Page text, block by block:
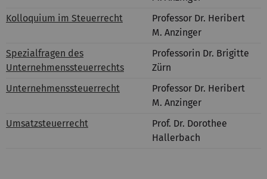
Kolloquium im Steuerrecht
Professor Dr. Heribert
M. Anzinger
Spezialfragen des
Unternehmenssteuerrechts
Professorin Dr. Brigitte
Zürn
Unternehmenssteuerrecht
Professor Dr. Heribert
M. Anzinger
Umsatzsteuerrecht
Prof. Dr. Dorothee
Hallerbach